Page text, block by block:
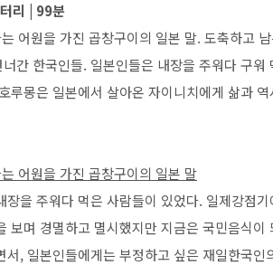
리 | 99분
어원을 가진 곱창구이의 일본 말. 도축하고
간 한국인들. 일본인들은 내장을 주워다 구
루몽은 일본에서 살아온 자이니치에게 삶과 역
는 어원을 가진 곱창구이의 일본 말
장을 주워다 먹은 사람들이 있었다. 일제강점
보며 경멸하고 멸시했지만 지금은 국민음식
서, 일본인들에게는 부정하고 싶은 재일한국인